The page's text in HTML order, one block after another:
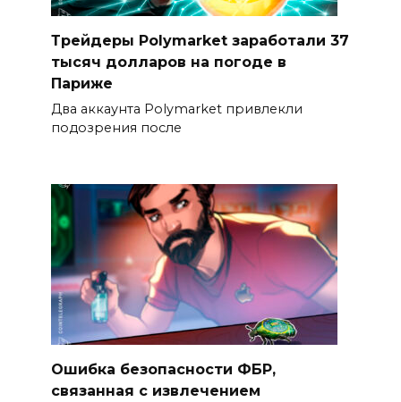
Трейдеры Polymarket заработали 37
тысяч долларов на погоде в
Париже
Два аккаунта Polymarket привлекли
подозрения после
Ошибка безопасности ФБР,
связанная с извлечением